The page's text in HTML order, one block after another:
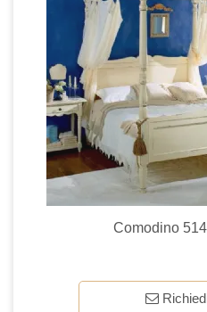
Comodino